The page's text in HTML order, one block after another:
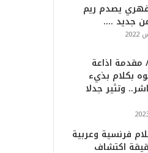
يصدم ريم
جديد ….
مقدمة اذاعة
بكلام بذيء
وتثير جدلا
فرنسية وعربية
اكتشاف